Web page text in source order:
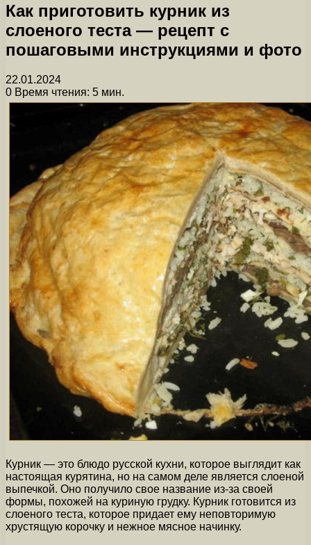
Как приготовить курник из
слоеного теста — рецепт с
пошаговыми инструкциями и фото
22.01.2024
0 Время чтения: 5 мин.
Курник — это блюдо русской кухни, которое выглядит как
настоящая курятина, но на самом деле является слоеной
выпечкой. Оно получило свое название из-за своей
формы, похожей на куриную грудку. Курник готовится из
слоеного теста, которое придает ему неповторимую
хрустящую корочку и нежное мясное начинку.